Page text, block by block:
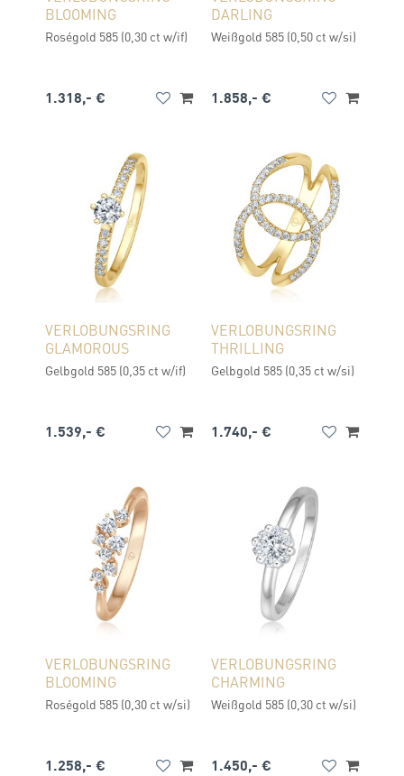
BLOOMING
Roségold 585 (0,30 ct w/if)
1.318,- €
DARLING
Weißgold 585 (0,50 ct w/si)
1.858,- €
VERLOBUNGSRING
GLAMOROUS
Gelbgold 585 (0,35 ct w/if)
1.539,- €
VERLOBUNGSRING
THRILLING
Gelbgold 585 (0,35 ct w/si)
1.740,- €
VERLOBUNGSRING
BLOOMING
Roségold 585 (0,30 ct w/si)
1.258,- €
VERLOBUNGSRING
CHARMING
Weißgold 585 (0,30 ct w/si)
1.450,- €